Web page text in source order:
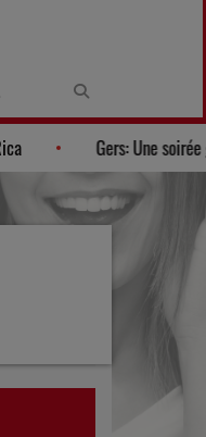
française au Costa Rica